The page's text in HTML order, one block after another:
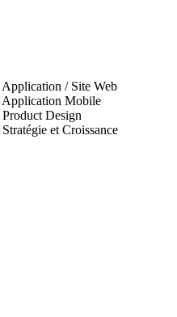
Application / Site Web
Application Mobile
Product Design
Stratégie et Croissance